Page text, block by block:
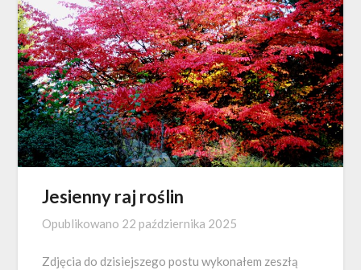
Jesienny raj roślin
Opublikowano 22 października 2025
Zdjęcia do dzisiejszego postu wykonałem zeszłą